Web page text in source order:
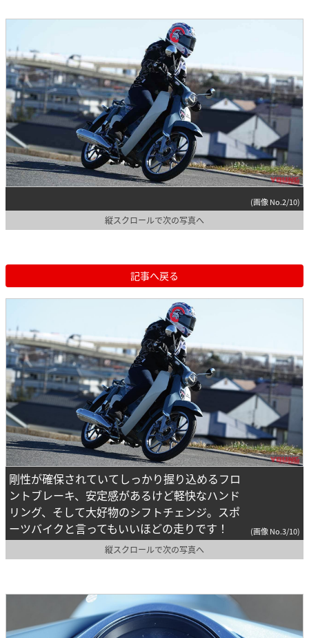
(画像 No.2/10)
縦スクロールで次の写真へ
記事へ戻る
剛性が確保されていてしっかり握り込めるフロ
ントブレーキ、安定感があるけど軽快なハンド
リング、そして大好物のシフトチェンジ。スポ
ーツバイクと言ってもいいほどの走りです！
(画像 No.3/10)
縦スクロールで次の写真へ